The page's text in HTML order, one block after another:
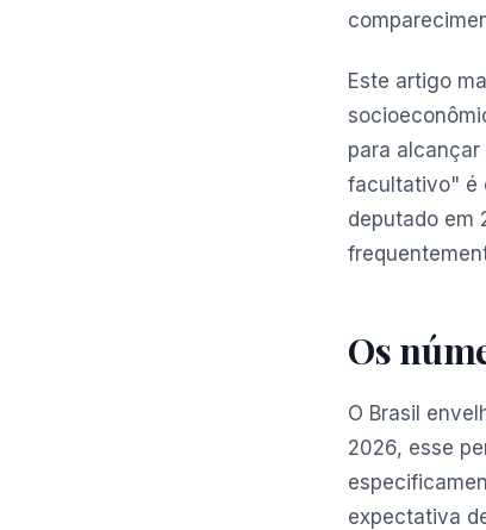
Este artigo
para
facultativo" é
deputado em
Os
O Brasil
2026, esse
expectativa